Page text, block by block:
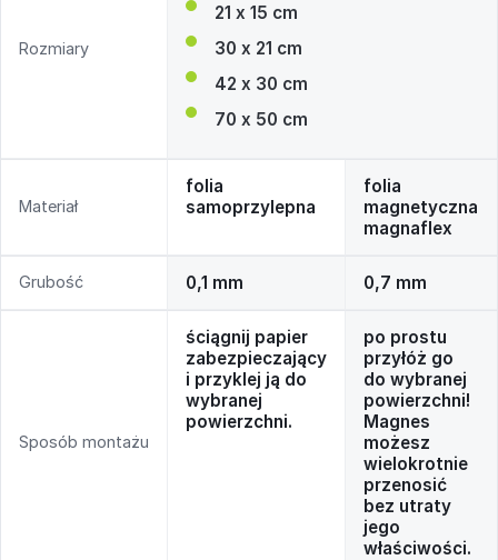
Rozmiary
21 x 15 cm
30 x 21 cm
42 x 30 cm
70 x 50 cm
Materiał
folia
samoprzylepna
folia
magnetyczna
magnaflex
Grubość 0,1 mm 0,7 mm
Sposób montażu
ściągnij papier
zabezpieczający
i przyklej ją do
wybranej
powierzchni.
po prostu
przyłóż go
do wybranej
powierzchni!
Magnes
możesz
wielokrotnie
przenosić
bez utraty
jego
właściwości.